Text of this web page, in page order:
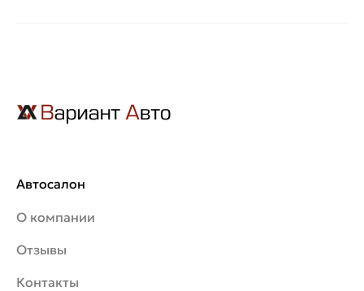
Автосалон
О компании
Отзывы
Контакты